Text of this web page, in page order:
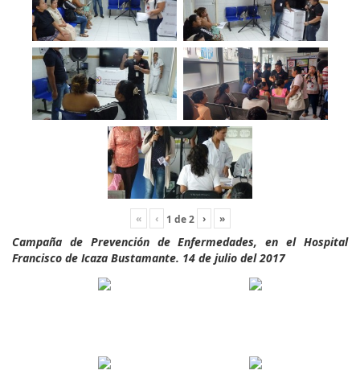
« ‹ 1 de2 › »
Campaña de Prevención de Enfermedades, en el Hospital
Francisco de Icaza Bustamante. 14 de julio del 2017